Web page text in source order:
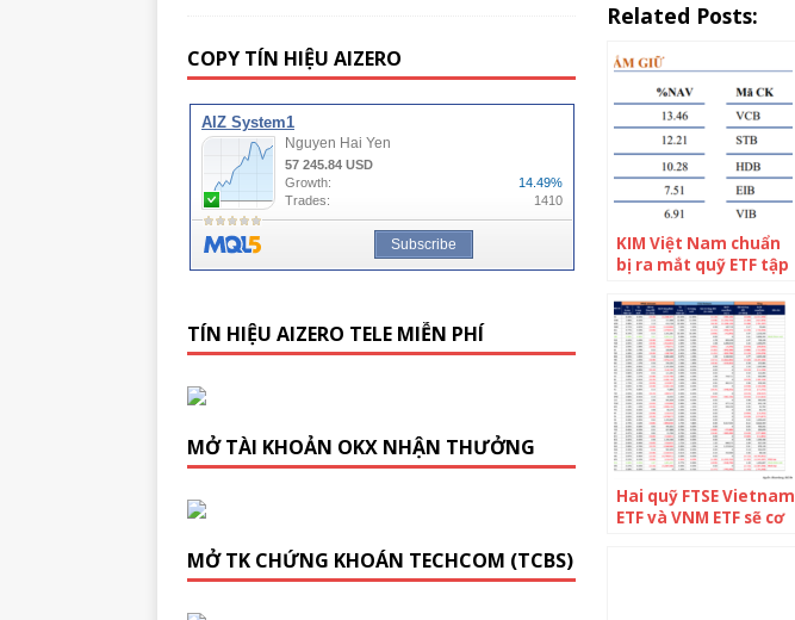
Related Posts:
KIM Việt Nam chuẩn
bị ra mắt quỹ ETF tập
hàng
Hai quỹ FTSE Vietnam
ETF và VNM ETF sẽ cơ
COPY TÍN HIỆU AIZERO
TÍN HIỆU AIZERO TELE MIỄN PHÍ
MỞ TÀI KHOẢN OKX NHẬN THƯỞNG
MỞ TK CHỨNG KHOÁN TECHCOM (TCBS)